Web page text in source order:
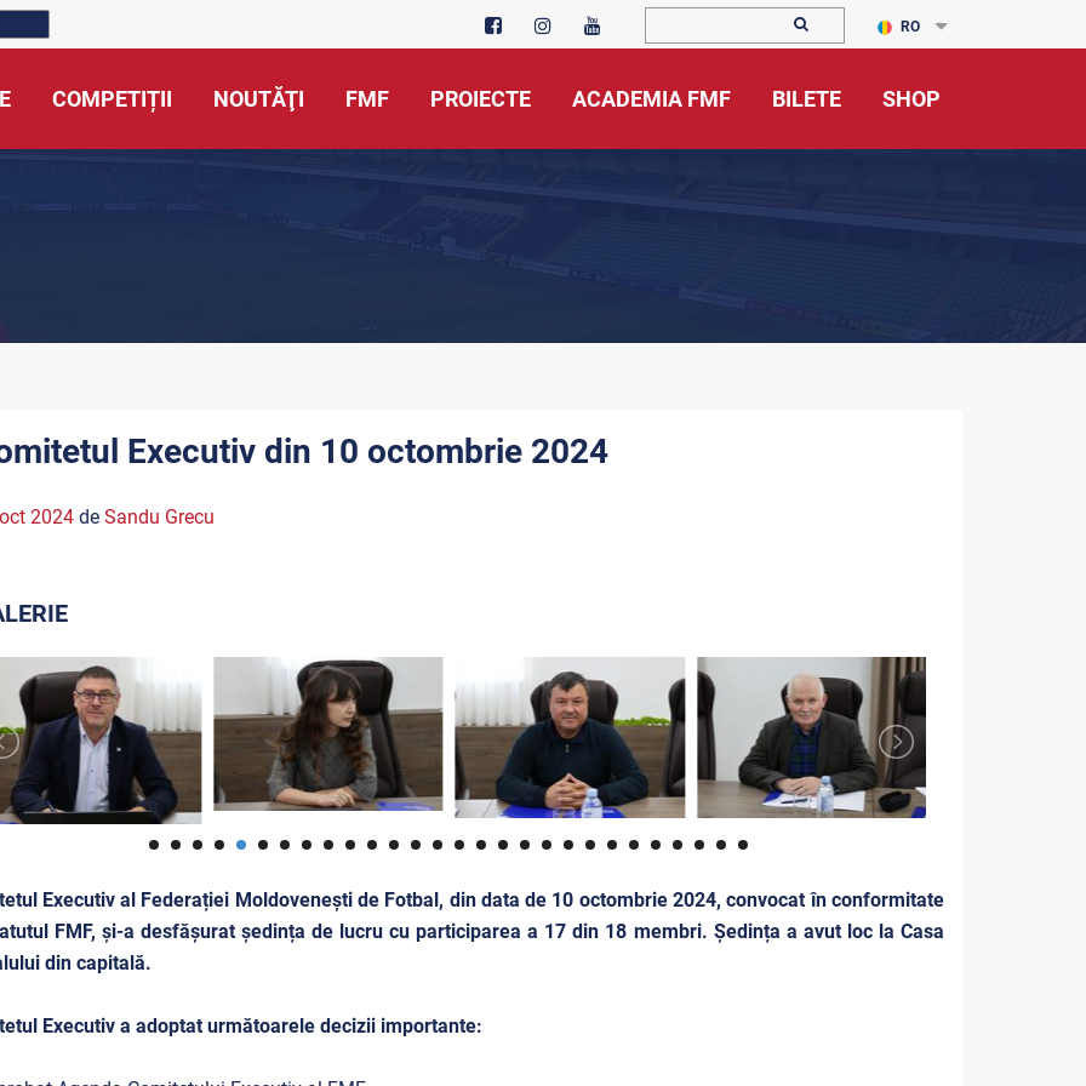
RO
COMPETIȚII NOUTĂŢI FMF PROIECTE ACADEMIA FMF BILETE SHOP
Executiv din 10 octombrie 2024
2024de Sandu Grecu
Executiv al Federației Moldovenești de Fotbal, din data de 10 octombrie 2024, convocat în conformitate
FMF, și-a desfășurat ședința de lucru cu participarea a 17 din 18 membri. Ședința a avut loc la Casa
din capitală.
Executiv a adoptat următoarele decizii importante: